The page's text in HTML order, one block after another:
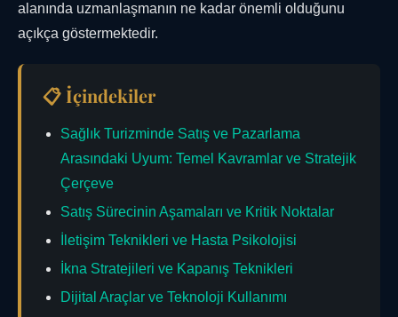
alanında uzmanlaşmanın ne kadar önemli olduğunu
açıkça göstermektedir.
📋 İçindekiler
Sağlık Turizminde Satış ve Pazarlama
Arasındaki Uyum: Temel Kavramlar ve Stratejik
Çerçeve
Satış Sürecinin Aşamaları ve Kritik Noktalar
İletişim Teknikleri ve Hasta Psikolojisi
İkna Stratejileri ve Kapanış Teknikleri
Dijital Araçlar ve Teknoloji Kullanımı